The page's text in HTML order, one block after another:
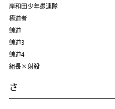
岸和田少年愚連隊
極道者
鯨道
鯨道3
鯨道4
組長×射殺
さ